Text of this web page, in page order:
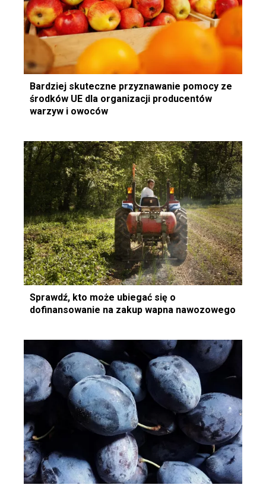
Bardziej skuteczne przyznawanie pomocy ze
środków UE dla organizacji producentów
warzyw i owoców
Sprawdź, kto może ubiegać się o
dofinansowanie na zakup wapna nawozowego